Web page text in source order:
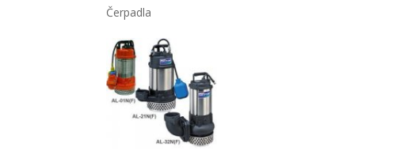
Čerpadla